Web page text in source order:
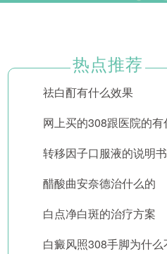
热点推荐
祛白酊有什么效果
转移因子口服液的说明书
醋酸曲安奈德治什么的
白点净白斑的治疗方案